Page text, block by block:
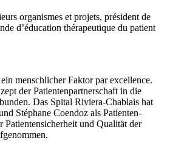
organismes et projets, président de
d’éducation thérapeutique du patient
menschlicher Faktor par excellence.
der Patientenpartnerschaft in die
Das Spital Riviera-Chablais hat
Stéphane Coendoz als Patienten-
Patientensicherheit und Qualität der